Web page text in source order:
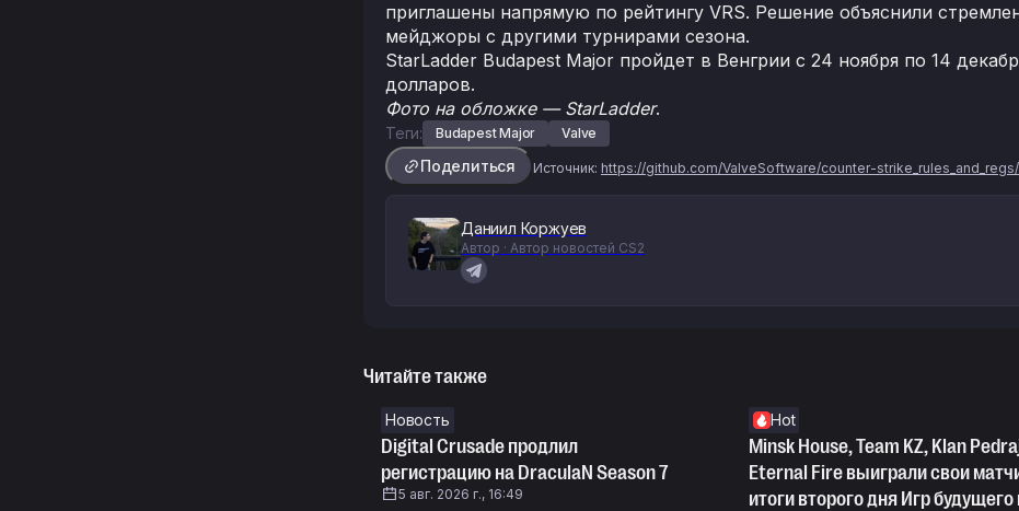
приглашены напрямую по рейтингу VRS. Решение объяснили
мейджоры с другими турнирами сезона.
StarLadder Budapest Major пройдет в Венгрии с 24 ноября по 14
долларов.
Фото на обложке — StarLadder.
Теги: Budapest Major Valve
Поделиться Источник: https://github.com/ValveSoftware/counter-
Даниил Коржуев
Автор · Автор новостей CS2
Читайте также
Новость
Digital Crusade продлил
регистрацию на DraculaN Season 7
5 авг. 2026 г., 16:49
Hot
Minsk House, Team KZ, Klan
Eternal Fire выиграли свои
итоги второго дня Игр будущего